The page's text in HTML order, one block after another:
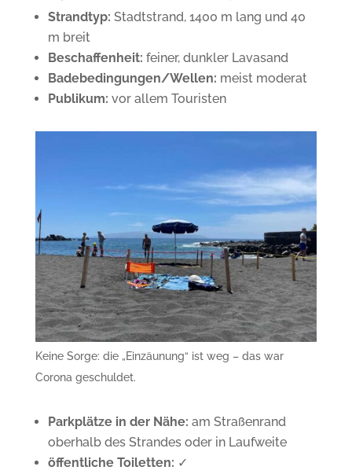
Strandtyp: Stadtstrand, 1400 m lang und 40
m breit
Beschaffenheit: feiner, dunkler Lavasand
Badebedingungen/Wellen: meist moderat
Publikum: vor allem Touristen
Keine Sorge: die „Einzäunung“ ist weg – das war
Corona geschuldet.
Parkplätze in der Nähe: am Straßenrand
oberhalb des Strandes oder in Laufweite
öffentliche Toiletten: ✓